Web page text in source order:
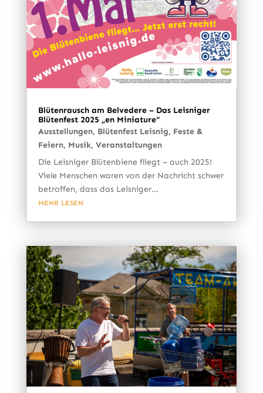
Blütenrausch am Belvedere – Das Leisniger
Blütenfest 2025 „en Miniature“
Ausstellungen, Blütenfest Leisnig, Feste &
Feiern, Musik, Veranstaltungen
Die Leisniger Blütenbiene fliegt – auch 2025!
Viele Menschen waren von der Nachricht schwer
betroffen, dass das Leisniger...
MEHR LESEN